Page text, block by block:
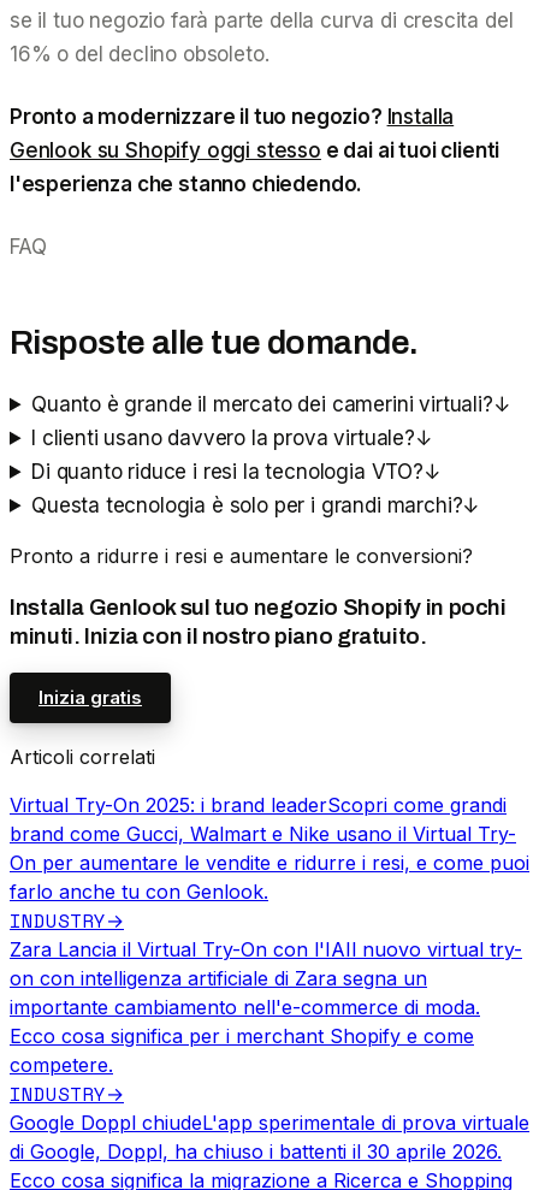
se il tuo negozio farà parte della curva di crescita del
16% o del declino obsoleto.
Pronto a modernizzare il tuo negozio? Installa
Genlook su Shopify oggi stesso e dai ai tuoi clienti
l'esperienza che stanno chiedendo.
FAQ
Risposte alle tue domande.
Quanto è grande il mercato dei camerini virtuali?↓
I clienti usano davvero la prova virtuale?↓
Di quanto riduce i resi la tecnologia VTO?↓
Questa tecnologia è solo per i grandi marchi?↓
Pronto a ridurre i resi e aumentare le conversioni?
Installa Genlook sul tuo negozio Shopify in pochi
minuti. Inizia con il nostro piano gratuito.
Inizia gratis
Articoli correlati
Virtual Try-On 2025: i brand leaderScopri come grandi
brand come Gucci, Walmart e Nike usano il Virtual Try-
On per aumentare le vendite e ridurre i resi, e come puoi
farlo anche tu con Genlook.
INDUSTRY→
Zara Lancia il Virtual Try-On con l'IAIl nuovo virtual try-
on con intelligenza artificiale di Zara segna un
importante cambiamento nell'e-commerce di moda.
Ecco cosa significa per i merchant Shopify e come
competere.
INDUSTRY→
Google Doppl chiudeL'app sperimentale di prova virtuale
di Google, Doppl, ha chiuso i battenti il 30 aprile 2026.
Ecco cosa significa la migrazione a Ricerca e Shopping